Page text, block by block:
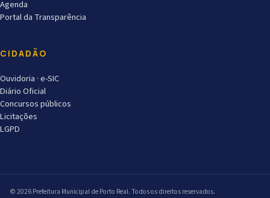
Agenda
Portal da Transparência
CIDADÃO
Ouvidoria · e-SIC
Diário Oficial
Concursos públicos
Licitações
LGPD
© 2026 Prefeitura Municipal de Porto Real. Todos os direitos reservados.